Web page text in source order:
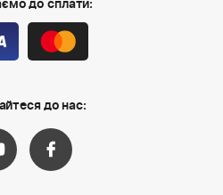
до сплати:
до нас: